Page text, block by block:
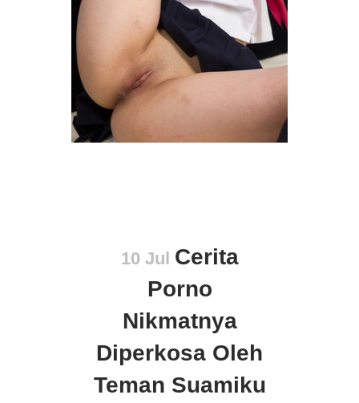
10 Jul Cerita
Porno
Nikmatnya
Diperkosa Oleh
Teman Suamiku